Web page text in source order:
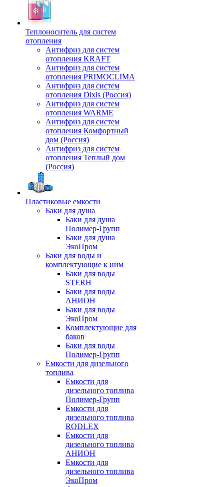
Теплоноситель для систем
отопления
Антифриз для систем
отопления KRAFT
Антифриз для систем
отопления PRIMOCLIMA
Антифриз для систем
отопления Dixis (Россия)
Антифриз для систем
отопления WARME
Антифриз для систем
отопления Комфортный
дом (Россия)
Антифриз для систем
отопления Теплый дом
(Россия)
Пластиковые емкости
Баки для душа
Баки для душа
Полимер-Групп
Баки для душа
ЭкоПром
Баки для воды и
комплектующие к ним
Баки для воды
STERH
Баки для воды
АНИОН
Баки для воды
ЭкоПром
Комплектующие для
баков
Баки для воды
Полимер-Групп
Емкости для дизельного
топлива
Емкости для
дизельного топлива
Полимер-Групп
Емкости для
дизельного топлива
RODLEX
Емкости для
дизельного топлива
АНИОН
Емкости для
дизельного топлива
ЭкоПром